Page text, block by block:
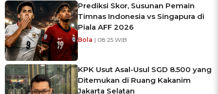
Prediksi Skor, Susunan Pemain
Timnas Indonesia vs Singapura di
Piala AFF 2026
Bola | 08:25 WIB
KPK Usut Asal-Usul SGD 8.500 yang
Ditemukan di Ruang Kakanim
Jakarta Selatan